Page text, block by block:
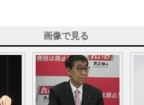
画像で見る